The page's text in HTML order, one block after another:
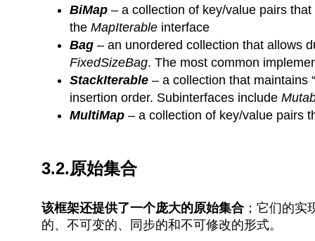
BiMap– a collection of key/value pairs
the MapIterableinterface
Bag– an unordered collection that allows
FixedSizeBag. The most common
StackIterable– a collection that maintains
insertion order. Subinterfaces include
MultiMap– a collection of key/value pairs
3.2.原始集合
该框架还提供了一个庞大的原始集合；它们的实
的、不可变的、同步的和不可修改的形式。